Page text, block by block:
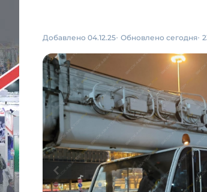
Добавлено 04.12.25 Обновлено сегодня